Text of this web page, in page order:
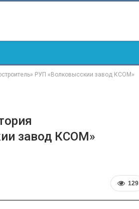
РУП «Волковысскии завод КСОМ»
завод КСОМ»
129